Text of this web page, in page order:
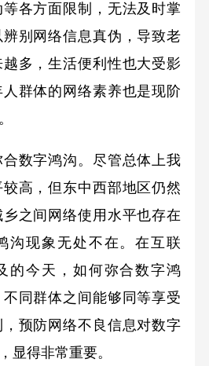
各方面限制，无法及时掌
别网络信息真伪，导致老
多，生活便利性也大受影
群体的网络素养也是现阶
字鸿沟。尽管总体上我
高，但东中西部地区仍然
之间网络使用水平也存在
沟现象无处不在。在互联
的今天，如何弥合数字鸿
同群体之间能够同等享受
预防网络不良信息对数字
显得非常重要。